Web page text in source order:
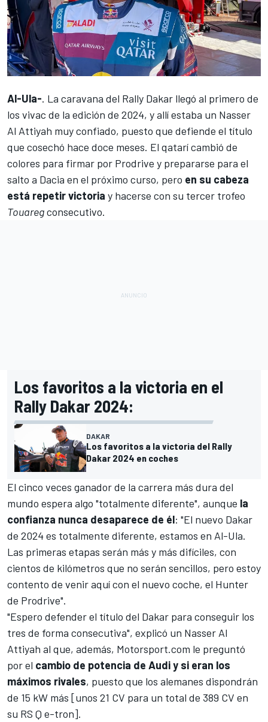
Al-Ula-. La caravana del Rally Dakar llegó al primero de
los vivac de la edición de 2024, y allí estaba un Nasser
Al Attiyah muy confiado, puesto que defiende el título
que cosechó hace doce meses. El qatarícambió de
colores para firmar por Prodrive y prepararse para el
salto a Dacia en el próximo curso, pero en su cabeza
está repetir victoria y hacerse con su tercer trofeo
Touaregconsecutivo.
Los favoritos a la victoria en el
Rally Dakar 2024:
DAKAR
Los favoritos a la victoria del Rally
Dakar 2024 en coches
El cinco veces ganador de la carrera más dura del
mundo espera algo "totalmente diferente", aunque la
confianza nunca desaparece de él: "El nuevo Dakar
de 2024 es totalmente diferente, estamos en Al-Ula.
Las primeras etapas serán más y más difíciles, con
cientos de kilómetros que no serán sencillos, pero estoy
contento de venir aquí con el nuevo coche, el Hunter
de Prodrive".
"Espero defender el título del Dakar para conseguir los
tres de forma consecutiva", explicó un Nasser Al
Attiyah al que, además, Motorsport.com le preguntó
por el cambio de potencia de Audi y si eran los
máximos rivales, puesto que los alemanes dispondrán
de 15 kW más [unos 21 CV para un total de 389 CV en
su RS Q e-tron].